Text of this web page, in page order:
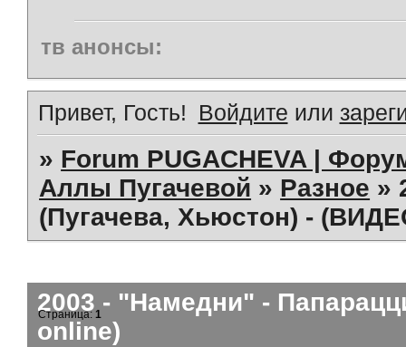
тв анонсы:
Привет, Гость! Войдите или
» Forum PUGACHEVA |
Аллы Пугачевой » Разное »
(Пугачева, Хьюстон) -
2003 - "Намедни" -
online)
Страница:1